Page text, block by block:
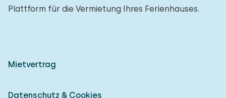
Plattform für die Vermietung Ihres Ferienhauses.
Mietvertrag
Datenschutz & Cookies